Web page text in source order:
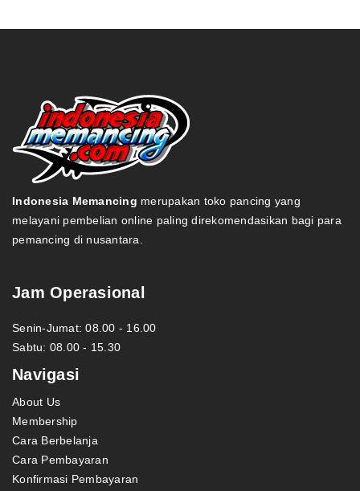
Indonesia Memancing merupakan toko pancing yang
melayani pembelian online paling direkomendasikan bagi para
pemancing di nusantara.
Jam Operasional
Senin-Jumat: 08.00 - 16.00
Sabtu: 08.00 - 15.30
Navigasi
About Us
Membership
Cara Berbelanja
Cara Pembayaran
Konfirmasi Pembayaran